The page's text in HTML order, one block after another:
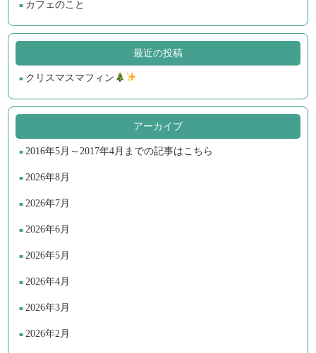
カフェのこと
最近の投稿
クリスマスマフィン
アーカイブ
2016年5月～2017年4月までの記事はこちら
2026年8月
2026年7月
2026年6月
2026年5月
2026年4月
2026年3月
2026年2月